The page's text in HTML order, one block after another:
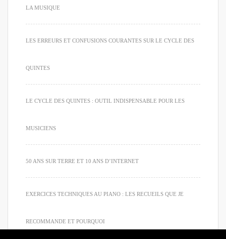
LA MUSIQUE
LES ERREURS ET CONFUSIONS COURANTES SUR LE CYCLE DES
QUINTES
LE CYCLE DES QUINTES : OUTIL INDISPENSABLE POUR LES
MUSICIENS
50 ANS SUR TERRE ET 10 ANS D’INTERNET
EXERCICES TECHNIQUES AU PIANO : LES RECUEILS QUE JE
RECOMMANDE ET POURQUOI